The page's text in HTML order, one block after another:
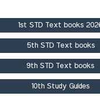
1st STD Text books
5th STD Text books
9th STD Text books
10th Study Guides